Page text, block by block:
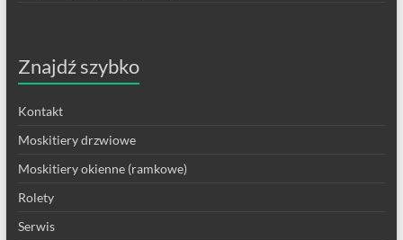
Znajdź szybko
Kontakt
Moskitiery drzwiowe
Moskitiery okienne (ramkowe)
Rolety
Serwis